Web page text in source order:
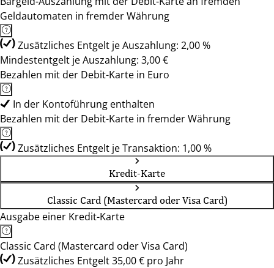
Geldautomaten in fremder Währung
Zusätzliches Entgelt je Auszahlung: 2,00 %
Mindestentgelt je Auszahlung: 3,00 €
Bezahlen mit der Debit-Karte in Euro
In der Kontoführung enthalten
Bezahlen mit der Debit-Karte in fremder Währung
Zusätzliches Entgelt je Transaktion: 1,00 %
Kredit-Karte
Classic Card (Mastercard oder Visa Card)
Ausgabe einer Kredit-Karte
Classic Card (Mastercard oder Visa Card)
Zusätzliches Entgelt 35,00 € pro Jahr